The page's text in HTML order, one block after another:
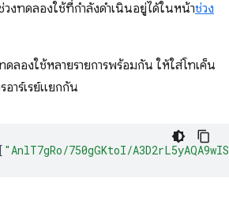
งทดลองใช้ที่กำลังดำเนินอยู่ได้ในหน้าช่วง
ดลองใช้หลายรายการพร้อมกัน ให้ใส่โทเค็น
อาร์เรย์แยกกัน
[ "AnlT7gRo/750gGKtoI/